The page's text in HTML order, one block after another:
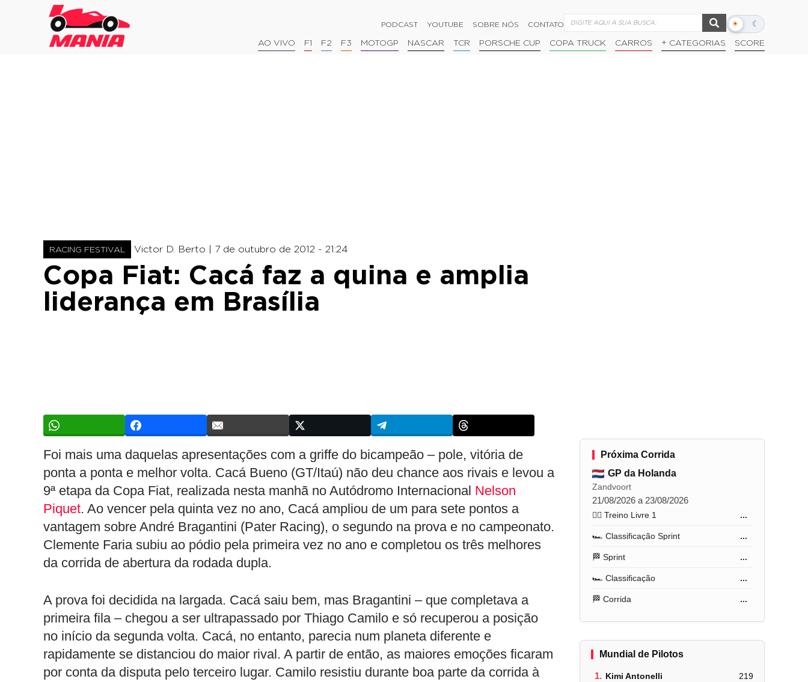
PODCAST YOUTUBE SOBRE NÓS CONTATO ☀ ☾
Alternar
escuro
AO VIVO F1 F2 F3 MOTOGP NASCAR TCR PORSCHE CUP COPA TRUCK CARROS + CATEGORIAS SCORE
RACING FESTIVAL Victor D. Berto | 7 de outubro de 2012 - 21:24
Copa Fiat: Cacá faz a quina e amplia
liderança em Brasília
Foi mais uma daquelas apresentações com a griffe do bicampeão – pole, vitória de
ponta a ponta e melhor volta. Cacá Bueno (GT/Itaú) não deu chance aos rivais e levou a
9ª etapa da Copa Fiat, realizada nesta manhã no Autódromo Internacional Nelson
Piquet. Ao vencer pela quinta vez no ano, Cacá ampliou de um para sete pontos a
vantagem sobre André Bragantini (Pater Racing), o segundo na prova e no campeonato.
Clemente Faria subiu ao pódio pela primeira vez no ano e completou os três melhores
da corrida de abertura da rodada dupla.
A prova foi decidida na largada. Cacá saiu bem, mas Bragantini – que completava a
primeira fila – chegou a ser ultrapassado por Thiago Camilo e só recuperou a posição
no início da segunda volta. Cacá, no entanto, parecia num planeta diferente e
rapidamente se distanciou do maior rival. A partir de então, as maiores emoções ficaram
por conta da disputa pelo terceiro lugar. Camilo resistiu durante boa parte da corrida à
Próxima Corrida
GP da Holanda
Zandvoort
21/08/2026 a 23/08/2026
🏋️‍♂️ Treino Livre 1 ...
🏎️ Classificação Sprint ...
🏁 Sprint ...
🏎️ Classificação ...
🏁 Corrida ...
Mundial de Pilotos
1. Kimi Antonelli 219